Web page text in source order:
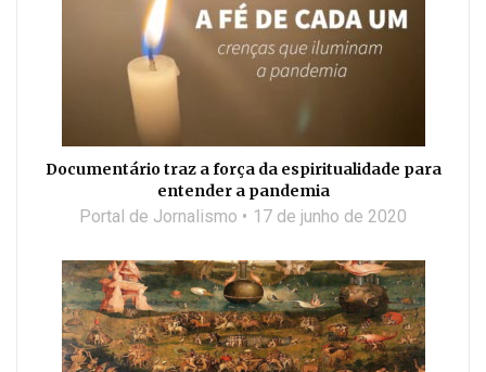
Documentário traz a força da espiritualidade para
entender a pandemia
Portal de Jornalismo 17 de junho de 2020